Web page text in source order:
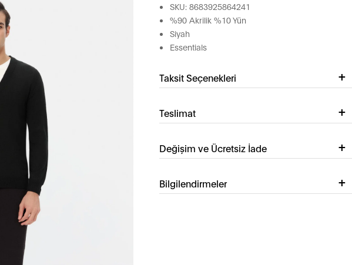
SKU: 8683925864241
%90 Akrilik %10 Yün
Siyah
Essentials
Taksit Seçenekleri
Teslimat
Değişim ve Ücretsiz İade
Bilgilendirmeler